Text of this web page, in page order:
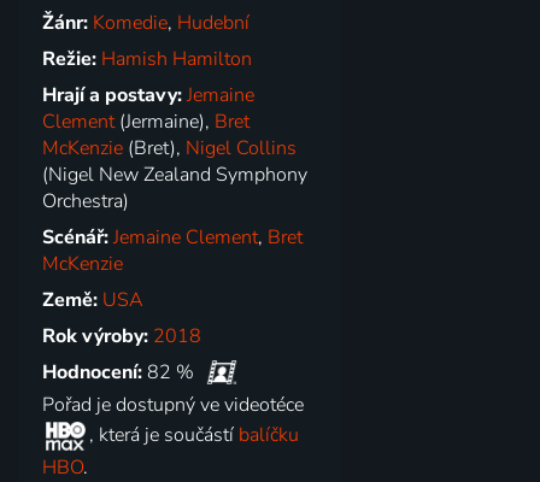
Žánr: Komedie, Hudební
Režie: Hamish Hamilton
Hrají a postavy:Jemaine
Clement(Jermaine), Bret
McKenzie (Bret), Nigel Collins
(Nigel New Zealand Symphony
Orchestra)
Scénář:Jemaine Clement, Bret
McKenzie
Země: USA
Rok výroby: 2018
Hodnocení: 82 %
Pořad je dostupný ve videotéce
, která je součástí balíčku
HBO.